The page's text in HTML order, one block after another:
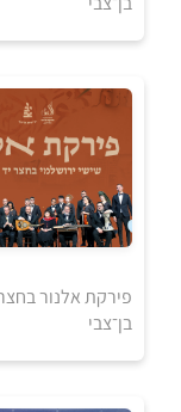
70
₪
למידע
70
₪
פירקת אלנור
בן־צבי